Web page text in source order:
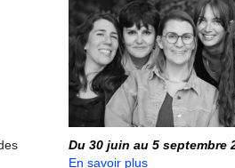
Du 30 juin au 5 septembre
En savoir plus